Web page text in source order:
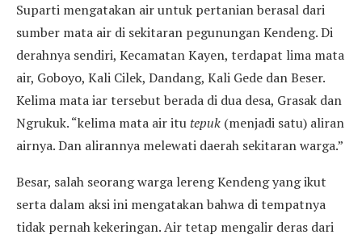
Suparti mengatakan air untuk pertanian berasal dari
sumber mata air di sekitaran pegunungan Kendeng. Di
derahnya sendiri, Kecamatan Kayen, terdapat lima mata
air, Goboyo, Kali Cilek, Dandang, Kali Gede dan Beser.
Kelima mata iar tersebut berada di dua desa, Grasak dan
Ngrukuk. “kelima mata air itu tepuk (menjadi satu) aliran
airnya. Dan alirannya melewati daerah sekitaran warga.”
Besar, salah seorang warga lereng Kendeng yang ikut
serta dalam aksi ini mengatakan bahwa di tempatnya
tidak pernah kekeringan. Air tetap mengalir deras dari